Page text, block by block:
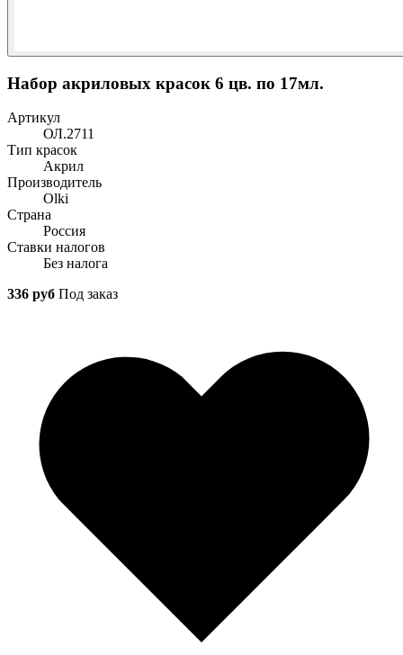
Набор акриловых красок 6 цв. по 17мл.
Артикул
ОЛ.2711
Тип красок
Акрил
Производитель
Olki
Страна
Россия
Ставки налогов
Без налога
336 руб Под заказ